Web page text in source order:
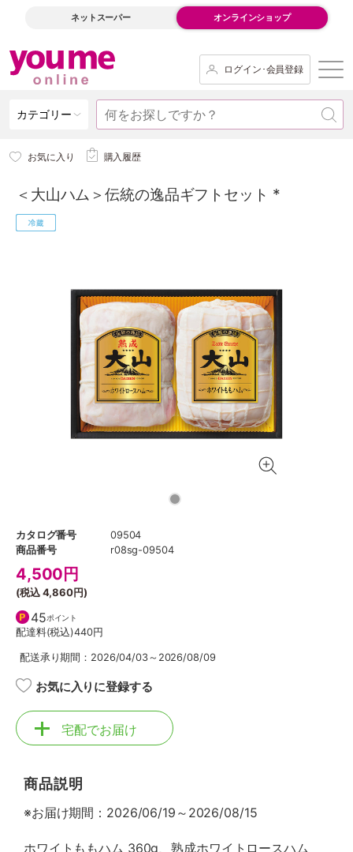
ネットスーパー オンラインショップ
ログイン･会員登録
カテゴリー
お気に入り 購入履歴
＜大山ハム＞伝統の逸品ギフトセット *
カタログ番号
09504
商品番号
r08sg-09504
4,500 円
(税込4,860円)
45ポイント
配達料(税込)440円
配送承り期間：2026/04/03～2026/08/09
お気に入りに登録する
宅配でお届け
商品説明
※お届け期間：2026/06/19～2026/08/15
ホワイトももハム 360g、熟成ホワイトロースハム